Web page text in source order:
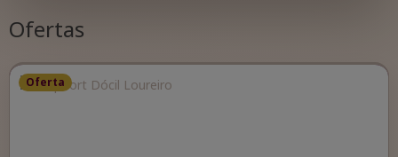
Ofertas
Oferta